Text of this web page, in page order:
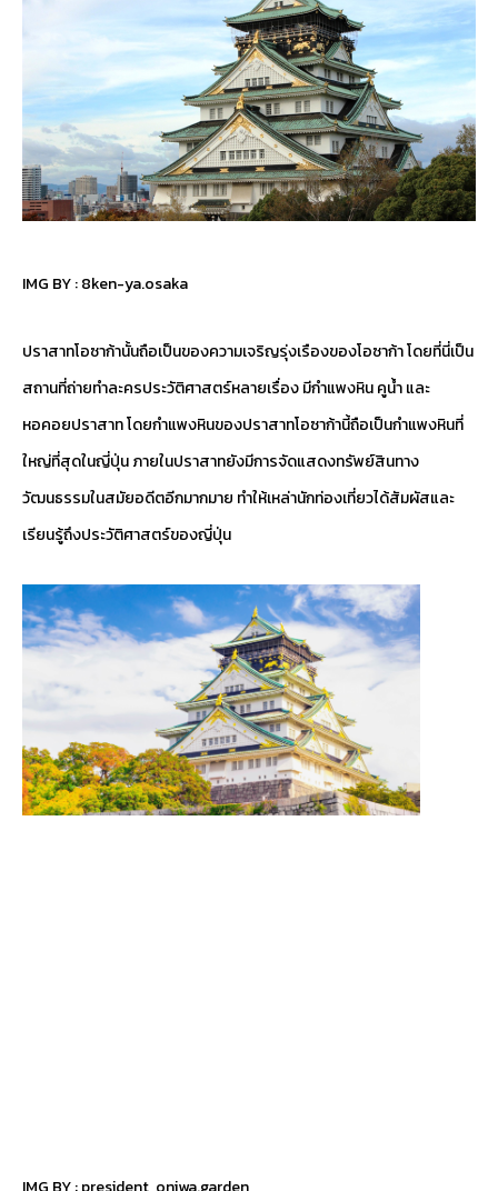
IMG BY :8ken-ya.osaka
ปราสาทโอซาก้านั้นถือเป็นของความเจริญรุ่งเรืองของโอซาก้า โดยที่นี่เป็น
สถานที่ถ่ายทำละครประวัติศาสตร์หลายเรื่อง มีกำแพงหิน คูน้ำ และ
หอคอยปราสาท โดยกำแพงหินของปราสาทโอซาก้านี้ถือเป็นกำแพงหินที่
ใหญ่ที่สุดในญี่ปุ่น ภายในปราสาทยังมีการจัดแสดงทรัพย์สินทาง
วัฒนธรรมในสมัยอดีตอีกมากมาย ทำให้เหล่านักท่องเที่ยวได้สัมผัสและ
เรียนรู้ถึงประวัติศาสตร์ของญี่ปุ่น